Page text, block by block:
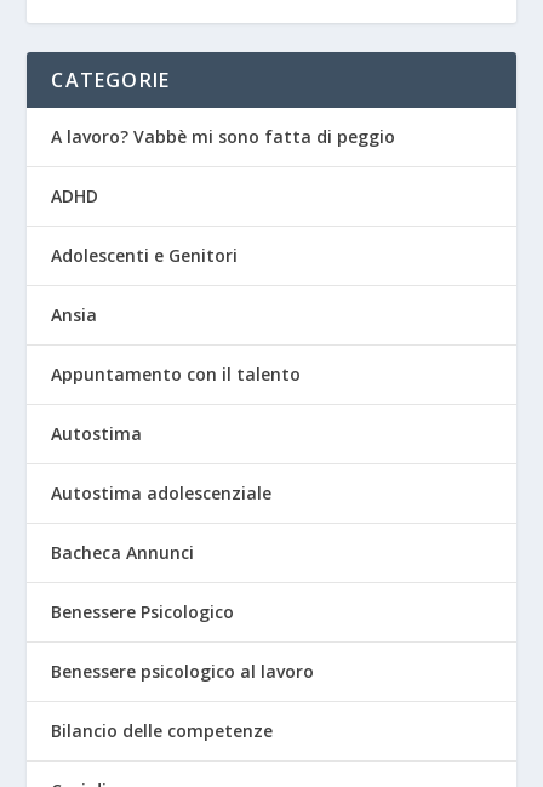
CATEGORIE
A lavoro? Vabbè mi sono fatta di peggio
ADHD
Adolescenti e Genitori
Ansia
Appuntamento con il talento
Autostima
Autostima adolescenziale
Bacheca Annunci
Benessere Psicologico
Benessere psicologico al lavoro
Bilancio delle competenze